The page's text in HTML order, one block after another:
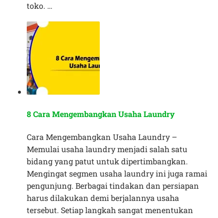
toko. …
8 Cara Mengembangkan Usaha Laundry
Cara Mengembangkan Usaha Laundry –
Memulai usaha laundry menjadi salah satu
bidang yang patut untuk dipertimbangkan.
Mengingat segmen usaha laundry ini juga ramai
pengunjung. Berbagai tindakan dan persiapan
harus dilakukan demi berjalannya usaha
tersebut. Setiap langkah sangat menentukan